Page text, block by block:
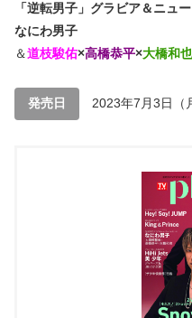
「逆転男子」 グラビア＆ニュ
なにわ男子
＆道枝駿佑×高橋恭平×大橋和也
発売日 2023年7月3日（